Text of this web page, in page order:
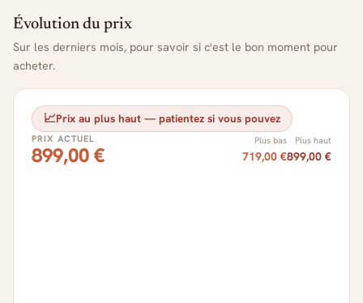
Évolution du prix
Sur les derniers mois, pour savoir si c'est le bon moment pour
acheter.
📈Prix au plus haut — patientez si vous pouvez
PRIX ACTUEL
899,00 €
Plus bas
719,00 €
Plus haut
899,00 €